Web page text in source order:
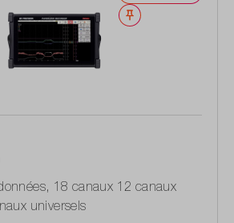
Noter
18 canaux 12 canaux
universels